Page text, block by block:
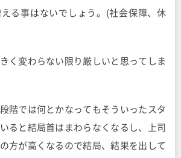
る事はないでしょう。(社会保障、休
く変わらない限り厳しいと思ってしま
階では何とかなってもそういったスタ
ると結局首はまわらなくなるし、上司
方が高くなるので結局、結果を出して